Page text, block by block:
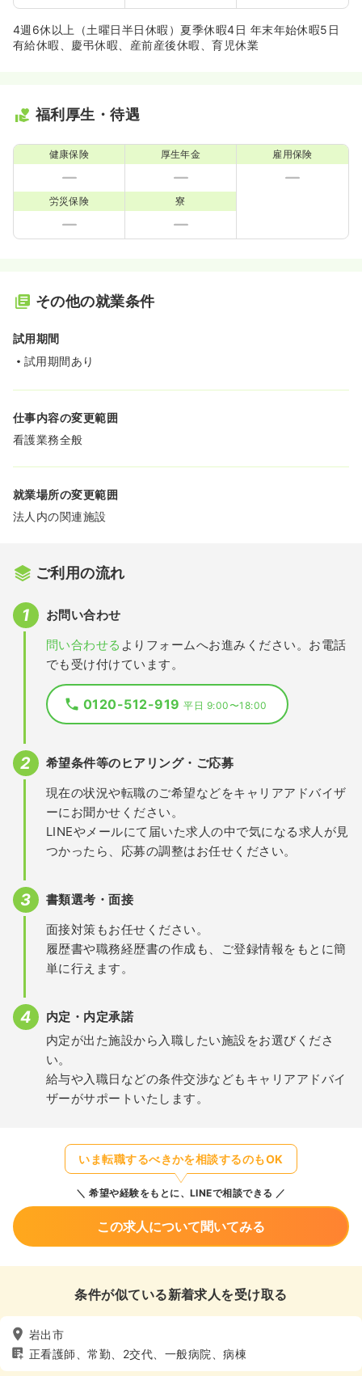
4週6休以上（土曜日半日休暇）夏季休暇4日 年末年始休暇5日
有給休暇、慶弔休暇、産前産後休暇、育児休業
福利厚生・待遇
健康保険 厚生年金 雇用保険
労災保険 寮
その他の就業条件
試用期間
試用期間あり
仕事内容の変更範囲
看護業務全般
就業場所の変更範囲
法人内の関連施設
ご利用の流れ
お問い合わせ
問い合わせる よりフォームへお進みください。お電話
でも受け付けています。
0120-512-919平日 9:00〜18:00
希望条件等のヒアリング・ご応募
現在の状況や転職のご希望などをキャリアアドバイザ
ーにお聞かせください。
LINEやメールにて届いた求人の中で気になる求人が見
つかったら、応募の調整はお任せください。
書類選考・面接
面接対策もお任せください。
履歴書や職務経歴書の作成も、ご登録情報をもとに簡
単に行えます。
内定・内定承諾
内定が出た施設から入職したい施設をお選びくださ
い。
給与や入職日などの条件交渉などもキャリアアドバイ
ザーがサポートいたします。
いま転職するべきかを相談するのもOK
希望や経験をもとに、LINEで相談できる
この求人について聞いてみる
条件が似ている新着求人を受け取る
岩出市
正看護師、常勤、2交代、一般病院、病棟